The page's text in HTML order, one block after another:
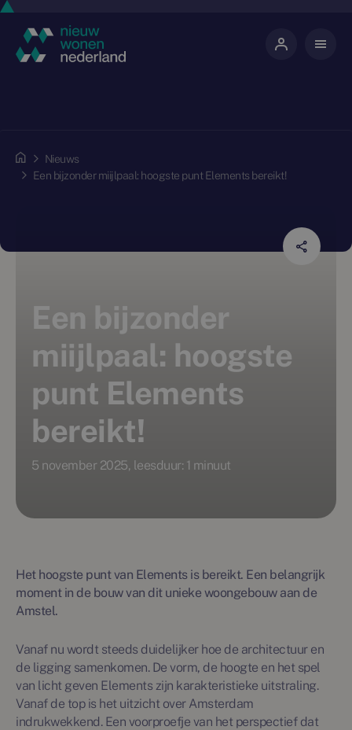
Nieuws
Een bijzonder miijlpaal: hoogste punt Elements bereikt!
Een bijzonder
miijlpaal: hoogste
punt Elements
bereikt!
5 november 2025, leesduur: 1 minuut
Het hoogste punt van Elements is bereikt. Een belangrijk
moment in de bouw van dit unieke woongebouw aan de
Amstel.
Vanaf nu wordt steeds duidelijker hoe de architectuur en
de ligging samenkomen. De vorm, de hoogte en het spel
van licht geven Elements zijn karakteristieke uitstraling.
Vanaf de top is het uitzicht over Amsterdam
indrukwekkend. Een voorproefje van het perspectief dat